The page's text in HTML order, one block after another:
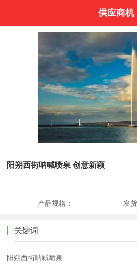
供应商机
阳朔西街呐喊喷泉 创意新颖
产品规格： 发
关键词
阳朔西街呐喊喷泉